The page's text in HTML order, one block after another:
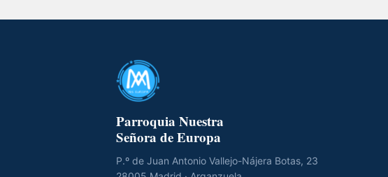
Parroquia Nuestra
Señora de Europa
P.º de Juan Antonio Vallejo-Nájera Botas, 23